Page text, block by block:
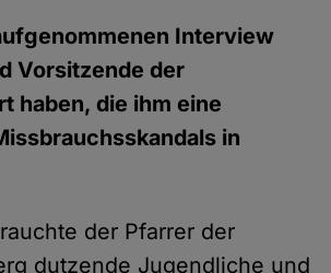
Interview
Vorsitzende der
haben, die ihm eine
in
der Pfarrer der
dutzende Jugendliche und